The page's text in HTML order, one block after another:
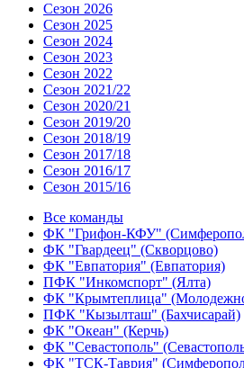
Сезон 2026
Сезон 2025
Сезон 2024
Сезон 2023
Сезон 2022
Сезон 2021/22
Сезон 2020/21
Сезон 2019/20
Сезон 2018/19
Сезон 2017/18
Сезон 2016/17
Сезон 2015/16
Все команды
ФК "Грифон-КФУ"
ФК "Гвардеец" (Скворцово)
ФК "Евпатория" (Евпатория)
ПФК "Инкомспорт" (Ялта)
ФК "Крымтеплица"
ПФК "Кызылташ" (Бахчисарай)
ФК "Океан" (Керчь)
ФК "Севастополь"
ФК "ТСК-Таврия"